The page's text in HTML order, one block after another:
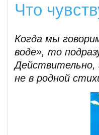
Что
Когда мы
воде», то
Действительно,
не в родной